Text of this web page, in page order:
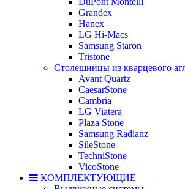
Grandex
Hanex
LG Hi-Macs
Samsung Staron
Tristone
Столешницы из кварцевого
Avant Quartz
CaesarStone
Cambria
LG Viatera
Plaza Stone
Samsung Radianz
SileStone
TechniStone
VicoStone
КОМПЛЕКТУЮЩИЕ